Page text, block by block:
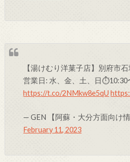
【湯けむり洋菓子店】別府市
営業日: 水、金、土、日⏱10:30
https://t.co/2NMkw8e5qU
— GEN 【阿蘇・大分方面向け
February 11, 2023